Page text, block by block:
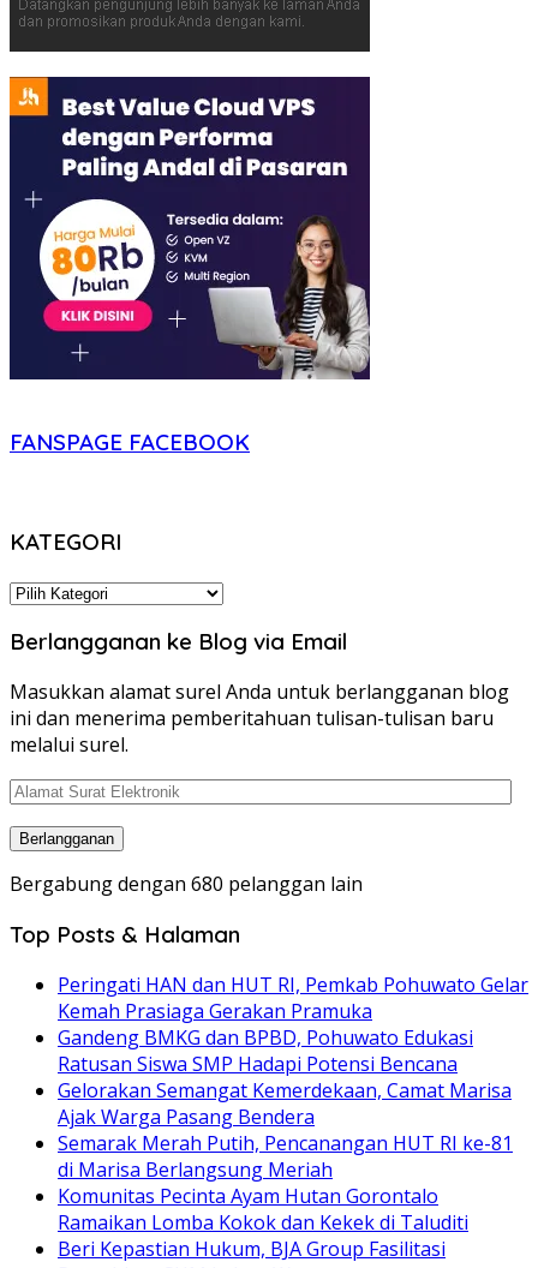
FANSPAGE FACEBOOK
KATEGORI
KATEGORI
Berlangganan ke Blog via Email
Masukkan alamat surel Anda untuk berlangganan blog
ini dan menerima pemberitahuan tulisan-tulisan baru
melalui surel.
Alamat
Elektronik
Berlangganan
Bergabung dengan 680 pelanggan lain
Top Posts & Halaman
Peringati HAN dan HUT RI, Pemkab Pohuwato Gelar
Kemah Prasiaga Gerakan Pramuka
Gandeng BMKG dan BPBD, Pohuwato Edukasi
Ratusan Siswa SMP Hadapi Potensi Bencana
Gelorakan Semangat Kemerdekaan, Camat Marisa
Ajak Warga Pasang Bendera
Semarak Merah Putih, Pencanangan HUT RI ke-81
di Marisa Berlangsung Meriah
Komunitas Pecinta Ayam Hutan Gorontalo
Ramaikan Lomba Kokok dan Kekek di Taluditi
Beri Kepastian Hukum, BJA Group Fasilitasi